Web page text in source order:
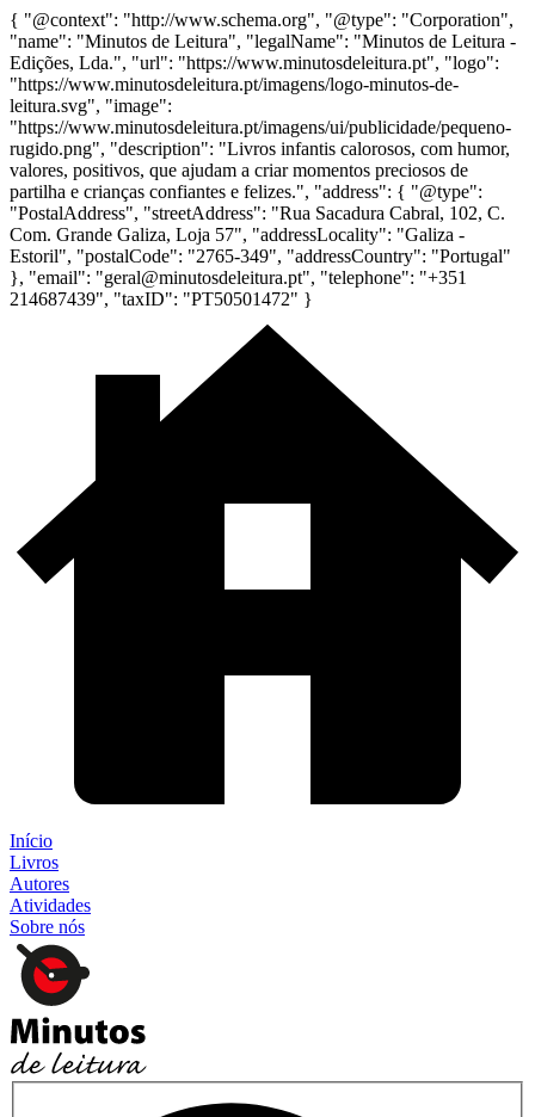
{ "@context": "http://www.schema.org", "@type": "Corporation",
"name": "Minutos de Leitura", "legalName": "Minutos de Leitura -
Edições, Lda.", "url": "https://www.minutosdeleitura.pt", "logo":
"https://www.minutosdeleitura.pt/imagens/logo-minutos-de-
leitura.svg", "image":
"https://www.minutosdeleitura.pt/imagens/ui/publicidade/pequeno-
rugido.png", "description": "Livros infantis calorosos, com humor,
valores, positivos, que ajudam a criar momentos preciosos de
partilha e crianças confiantes e felizes.", "address": { "@type":
"PostalAddress", "streetAddress": "Rua Sacadura Cabral, 102, C.
Com. Grande Galiza, Loja 57", "addressLocality": "Galiza -
Estoril", "postalCode": "2765-349", "addressCountry": "Portugal"
}, "email": "geral@minutosdeleitura.pt", "telephone": "+351
214687439", "taxID": "PT50501472" }
Início
Livros
Autores
Atividades
Sobre nós